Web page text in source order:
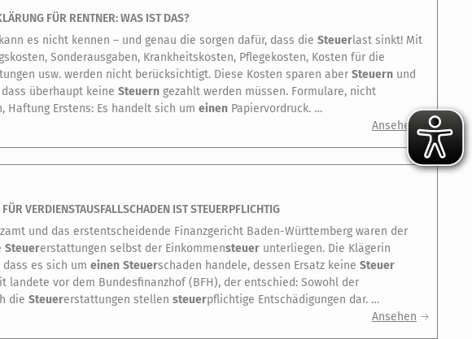
FÜR RENTNER: WAS IST DAS?
es nicht kennen – und genau die sorgen dafür, dass die Steuerlast sinkt! Mit
Sonderausgaben, Krankheitskosten, Pflegekosten, Kosten für die
usw. werden nicht berücksichtigt. Diese Kosten sparen aber Steuern und
überhaupt keine Steuern gezahlt werden müssen. Formulare, nicht
Haftung Erstens: Es handelt sich um einen Papiervordruck. …
Ansehen
FÜR VERDIENSTAUSFALLSCHADEN IST STEUERPFLICHTIG
und das erstentscheidende Finanzgericht Baden-Württemberg waren der
Steuererstattungen selbst der Einkommensteuer unterliegen. Die Klägerin
es sich um einen Steuerschaden handele, dessen Ersatz keine Steuer
landete vor dem Bundesfinanzhof (BFH), der entschied: Sowohl der
die Steuererstattungen stellen steuerpflichtige Entschädigungen dar. …
Ansehen